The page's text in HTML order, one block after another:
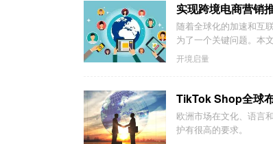
实现跨境电商营销
随着全球化的加速和互
为了一个关键问题。本
开境启量
TikTok Shop全球
欧洲市场在文化、语言
护有很高的要求。